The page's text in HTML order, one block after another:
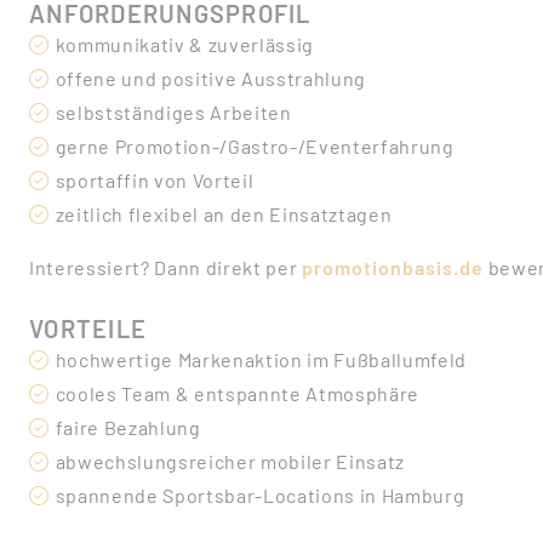
ANFORDERUNGSPROFIL
kommunikativ & zuverlässig
offene und positive Ausstrahlung
selbstständiges Arbeiten
gerne Promotion-/Gastro-/Eventerfahrung
sportaffin von Vorteil
zeitlich flexibel an den Einsatztagen
Interessiert? Dann direkt per promotionbasis.de
VORTEILE
hochwertige Markenaktion im Fußballumfeld
cooles Team & entspannte Atmosphäre
faire Bezahlung
abwechslungsreicher mobiler Einsatz
spannende Sportsbar-Locations in Hamburg